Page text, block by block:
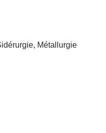
, Métallurgie